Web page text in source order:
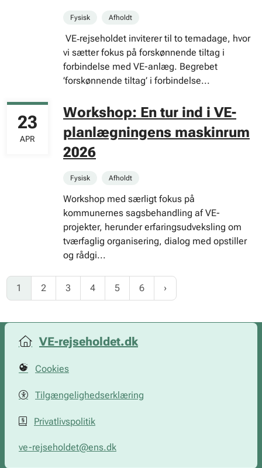
Fysisk Afholdt
VE‑rejseholdet inviterer til to temadage, hvor
vi sætter fokus på forskønnende tiltag i
forbindelse med VE-anlæg. Begrebet
’forskønnende tiltag’ i forbindelse...
Workshop: En tur ind i VE-
planlægningens maskinrum
2026
23
APR
Fysisk Afholdt
Workshop med særligt fokus på
kommunernes sagsbehandling af VE-
projekter, herunder erfaringsudveksling om
tværfaglig organisering, dialog med opstiller
og rådgi...
1 2 3 4 5 6
VE-rejseholdet.dk
Cookies
Tilgængelighedserklæring
Privatlivspolitik
ve-rejseholdet@ens.dk